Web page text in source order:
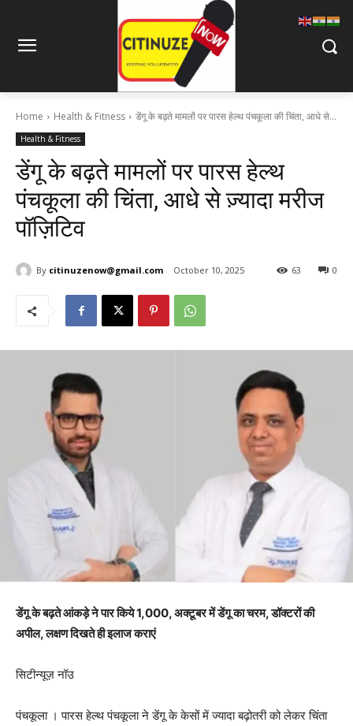
Home Health & Fitness डेंगू के बढ़ते मामलों पर पारस हेल्थ पंचकूला की चिंता, आधे से...
Health & Fitness
डेंगू के बढ़ते मामलों पर पारस हेल्थ
पंचकूला की चिंता, आधे से ज़्यादा मरीज
पॉज़िटिव
By citinuzenow@gmail.com October 10, 2025 0
63
डेंगू के बढ़ते आंकड़े ने पार किये 1,000, अक्टूबर में डेंगू का चरम, डॉक्टरों की
अपील, लक्षण दिखते ही इलाज कराएं
सिटीन्यूज़ नॉउ
पंचकूला । पारस हेल्थ पंचकूला ने डेंगू के केसों में ज्यादा बढ़ोतरी को लेकर चिंता